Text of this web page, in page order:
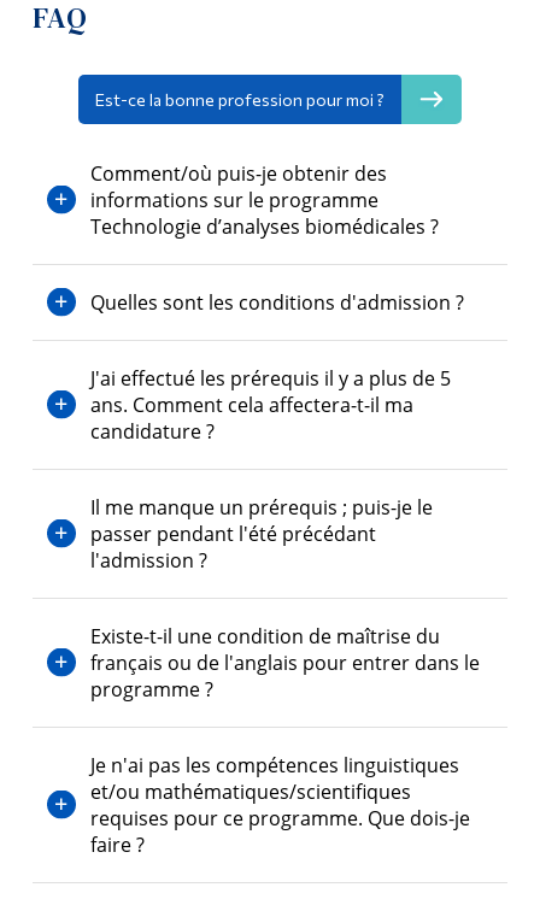
Demande d'admission
FAQ
FAQ
Est-ce la bonne profession pour moi ?
Comment/où puis-je obtenir des
informations sur le programme
Technologie d’analyses biomédicales ?
Quelles sont les conditions d'admission ?
J'ai effectué les prérequis il y a plus de 5
ans. Comment cela affectera-t-il ma
candidature ?
Il me manque un prérequis ; puis-je le
passer pendant l'été précédant
l'admission ?
Existe-t-il une condition de maîtrise du
français ou de l'anglais pour entrer dans le
programme ?
Je n'ai pas les compétences linguistiques
et/ou mathématiques/scientifiques
requises pour ce programme. Que dois-je
faire ?
Liens
Programmes
Formation continue
Qui vous êtes
Corps enseignant et
personnel administratif